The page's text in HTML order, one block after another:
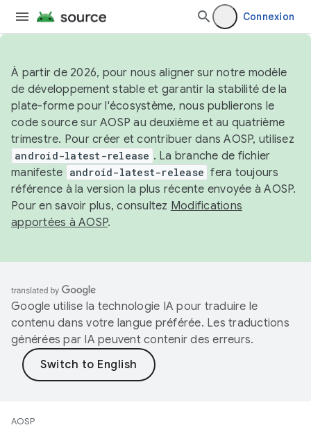
Connexion
À partir de 2026, pour nous aligner sur notre modèle
de développement stable et garantir la stabilité de la
plate-forme pour l'écosystème, nous publierons le
code source sur AOSP au deuxième et au quatrième
trimestre. Pour créer et contribuer dans AOSP, utilisez
android-latest-release . La branche de fichier
manifeste android-latest-release fera toujours
référence à la version la plus récente envoyée à AOSP.
Pour en savoir plus, consultez Modifications
apportées à AOSP.
Google utilise la technologie IA pour traduire le
contenu dans votre langue préférée. Les traductions
générées par IA peuvent contenir des erreurs.
AOSP